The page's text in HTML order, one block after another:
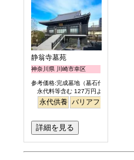
静翁寺墓苑
神奈川県 川崎市幸区
参考価格:完成墓地（墓石代含）
永代料等含む 127万円より
永代供養 バリアフリー
詳細を見る